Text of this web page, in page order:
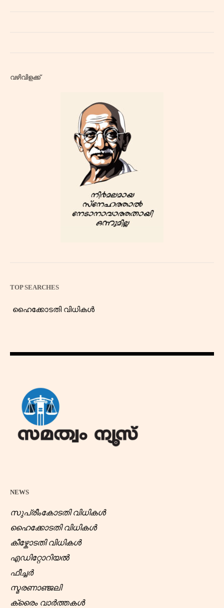
വഴിവിളക്ക്
TOP SEARCHES
ഹൈക്കോടതി വിധികൾ
NEWS
സുപ്രീംകോടതി വിധികൾ
ഹൈക്കോടതി വിധികൾ
കീഴ്കോടതി വിധികൾ
എഡിറ്റോറിയൽ
ഫീച്ചർ
സ്മരണാഞ്ജലി
ക്രൈം വാർത്തകൾ